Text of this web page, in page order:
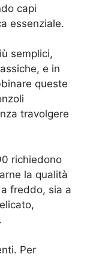
capi
essenziale.
semplici,
e in
queste
travolgere
richiedono
la qualità
freddo, sia a
Per